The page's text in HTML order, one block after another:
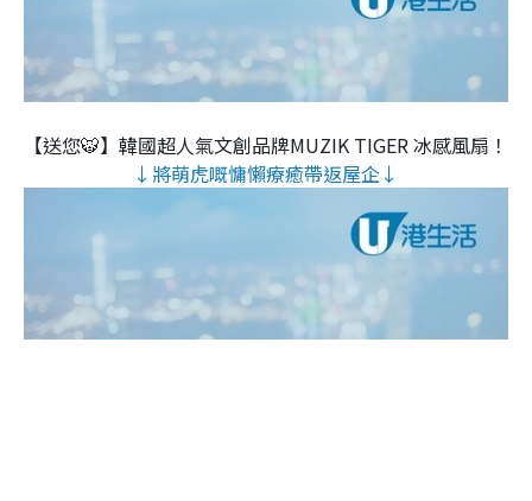
【送您🐯】韓國超人氣文創品牌MUZIK TIGER 冰感風扇！
↓將萌虎嘅慵懶療癒帶返屋企↓